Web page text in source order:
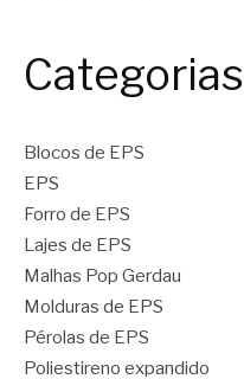
Categorias
Blocos de EPS
EPS
Forro de EPS
Lajes de EPS
Malhas Pop Gerdau
Molduras de EPS
Pérolas de EPS
Poliestireno expandido